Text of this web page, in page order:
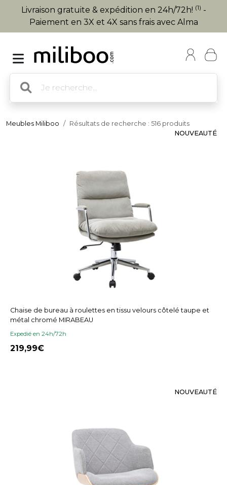
Livraison gratuite & expédition en 24h/72h! (1) -
Paiement en 3X et 4X sans frais avec Alma
Meubles Miliboo
Résultats de recherche : 516 produits
NOUVEAUTÉ
Chaise de bureau à roulettes en tissu velours côtelé taupe et
métal chromé MIRABEAU
Expedié en 24h/72h
219,99
NOUVEAUTÉ